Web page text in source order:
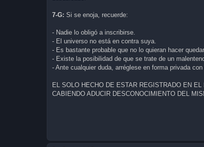
7-G: Si se enoja, recuerde:
- Nadie lo obligó a inscribirse.
- El universo no está en contra suya.
- Es bastante probable que no lo quieran hacer
- Existe la posibilidad de que se trate de un
- Ante cualquier duda, arréglese en forma privada con
EL SOLO HECHO DE ESTAR REGISTRADO EN
CABIENDO ADUCIR DESCONOCIMIENTO DEL